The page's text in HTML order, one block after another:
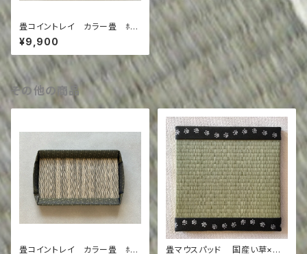
畳コイントレイ カラー畳 ﾎﾜｲ
ﾄｸﾞﾚー×くすみカラー(ドット)
¥9,900
その他の商品
畳コイントレイ カラー畳 ﾎﾜｲ
畳マウスパッド 国産い草×足